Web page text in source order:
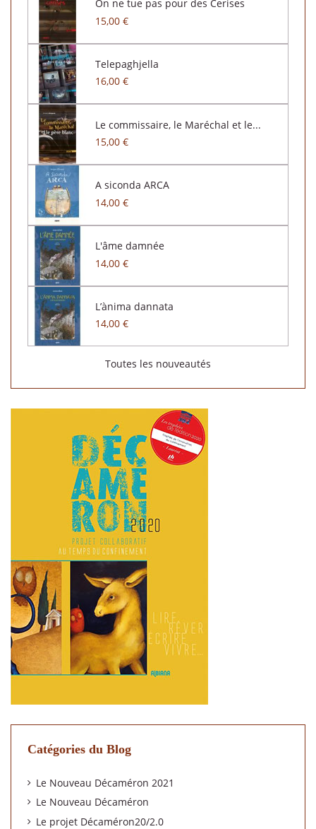
On ne tue pas pour des Cerises
15,00 €
Telepaghjella
16,00 €
Le commissaire, le Maréchal et le...
15,00 €
A siconda ARCA
14,00 €
L'âme damnée
14,00 €
L’ànima dannata
14,00 €
Toutes les nouveautés
Catégories du Blog
Le Nouveau Décaméron 2021
Le Nouveau Décaméron
Le projet Décaméron20/2.0